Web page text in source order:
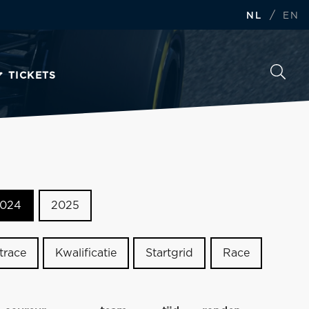
NL / EN
TICKETS
2025
Kwalificatie Startgrid Race